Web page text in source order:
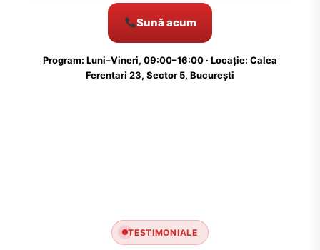
Sună acum
Program: Luni–Vineri, 09:00–16:00 · Locație: Calea
Ferentari 23, Sector 5, București
TESTIMONIALE